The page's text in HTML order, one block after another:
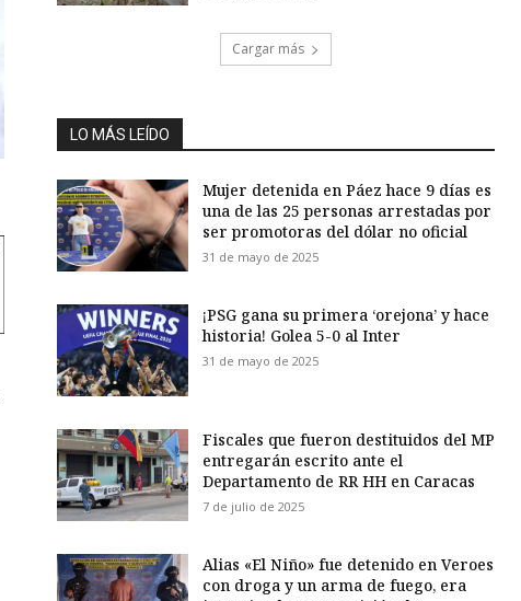
Cargar más
LO MÁS LEÍDO
Mujer detenida en Páez hace 9 días es
una de las 25 personas arrestadas por
ser promotoras del dólar no oficial
31 de mayo de 2025
¡PSG gana su primera ‘orejona’ y hace
historia! Golea 5-0 al Inter
31 de mayo de 2025
Fiscales que fueron destituidos del MP
entregarán escrito ante el
Departamento de RR HH en Caracas
7 de julio de 2025
Alias «El Niño» fue detenido en Veroes
con droga y un arma de fuego, era